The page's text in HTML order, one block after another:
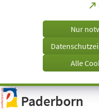
Visuelle
Assistenzsoftware
öffnen.
Nur
Alle
Paderborn